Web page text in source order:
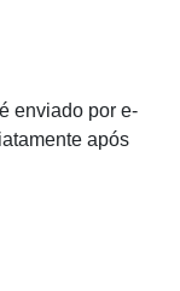
enviado por e-
após